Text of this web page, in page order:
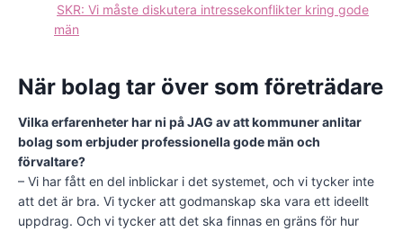
SKR: Vi måste diskutera intressekonflikter kring gode
män
När bolag tar över som företrädare
Vilka erfarenheter har ni på JAG av att kommuner anlitar
bolag som erbjuder professionella gode män och
förvaltare?
– Vi har fått en del inblickar i det systemet, och vi tycker inte
att det är bra. Vi tycker att godmanskap ska vara ett ideellt
uppdrag. Och vi tycker att det ska finnas en gräns för hur